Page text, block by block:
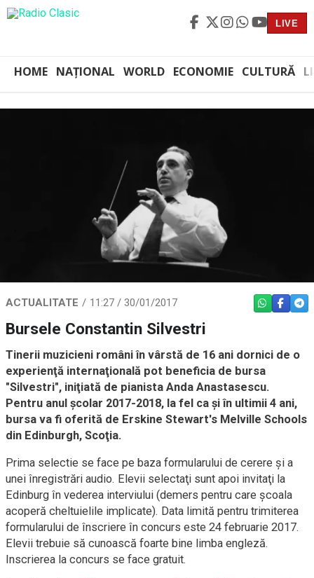
LIVE
HOME NAȚIONAL WORLD ECONOMIE CULTURĂ
ACTUALITATE 11:27 / 30/01/2017 WHATSAPP
Bursele Constantin Silvestri
Tinerii muzicieni români în vârstă de 16 ani dornici de o
experienţă internaţională pot beneficia de bursa
"Silvestri", iniţiată de pianista Anda Anastasescu.
Pentru anul şcolar 2017-2018, la fel ca şi în ultimii 4 ani,
bursa va fi oferită de Erskine Stewart's Melville Schools
din Edinburgh, Scoţia.
Prima selectie se face pe baza formularului de cerere şi a
unei înregistrări audio. Elevii selectaţi sunt apoi invitaţi la
Edinburg în vederea interviului (demers pentru care şcoala
acoperă cheltuielile implicate). Data limită pentru trimiterea
formularului de înscriere în concurs este 24 februarie 2017.
Elevii trebuie să cunoască foarte bine limba engleză.
Inscrierea la concurs se face gratuit.